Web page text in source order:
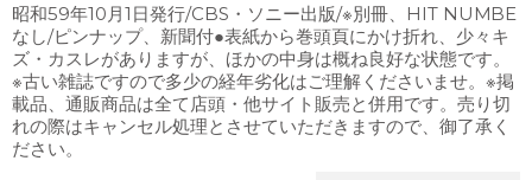
昭和59年10月1日発行/CBS・ソニー出版/※別冊、HIT NUMBE
なし/ピンナップ、新聞付●表紙から巻頭頁にかけ折れ、少々キ
ズ・カスレがありますが、ほかの中身は概ね良好な状態です。
※古い雑誌ですので多少の経年劣化はご理解くださいませ。※掲
載品、通販商品は全て店頭・他サイト販売と併用です。売り切
れの際はキャンセル処理とさせていただきますので、御了承く
ださい。